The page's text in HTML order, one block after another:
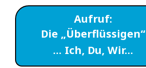
Aufruf:
Die „Überflüssigen“
… Ich, Du, Wir…